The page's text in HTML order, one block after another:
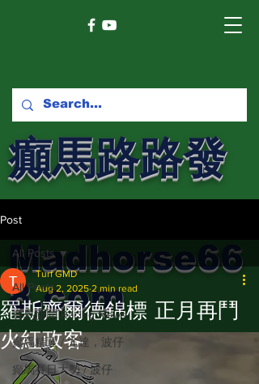
癲馬路路發
馬網
Madhorse66
8.com
Post
All Posts
賽馬新聞 Racing News
癲馬精選 / 尤達，波仔
癲馬賽日大勢 / 波仔
All Posts
羅斯齊爾德錦標 正月再鬥
火紅政客
Turf GMD
Aug 2, 2025 2 min read